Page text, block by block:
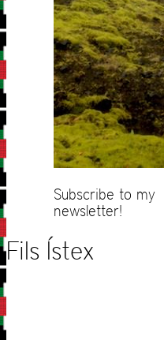
Subscribe to my
newsletter!
Fils Ístex